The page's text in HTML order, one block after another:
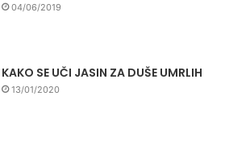
04/06/2019
KAKO SE UČI JASIN ZA DUŠE UMRLIH
13/01/2020